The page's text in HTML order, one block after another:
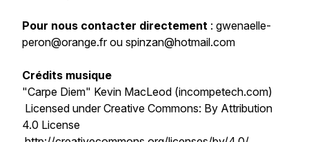
Pour nous contacter directement : gwenaelle-
peron@orange.fr ou spinzan@hotmail.com
Crédits musique
"Carpe Diem" Kevin MacLeod (incompetech.com)
Licensed under Creative Commons: By Attribution
4.0 License